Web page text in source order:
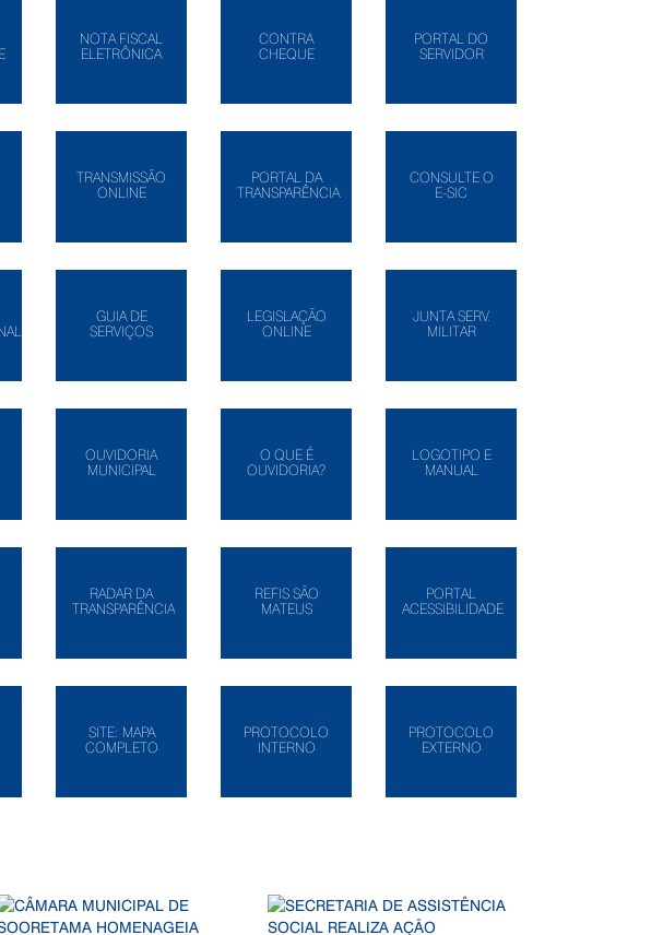
NOTA FISCAL
ELETRÔNICA
CONTRA
CHEQUE
PORTAL DO
SERVIDOR
TRANSMISSÃO
ONLINE
PORTAL DA
TRANSPARÊNCIA
CONSULTE O
E-SIC
GUIA DE
SERVIÇOS
LEGISLAÇÃO
ONLINE
JUNTA SERV.
MILITAR
OUVIDORIA
MUNICIPAL
O QUE É
OUVIDORIA?
LOGOTIPO E
MANUAL
RADAR DA
TRANSPARÊNCIA
REFIS SÃO
MATEUS
PORTAL
ACESSIBILIDADE
SITE: MAPA
COMPLETO
PROTOCOLO
INTERNO
PROTOCOLO
EXTERNO